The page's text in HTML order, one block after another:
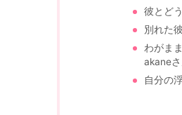
彼とど
別れた
わがま
akane
自分の